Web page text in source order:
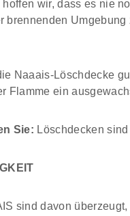
wir, dass es nie
brennenden
Naaais-Löschdecke
Flamme ein
Sie: Löschdecken
sind davon